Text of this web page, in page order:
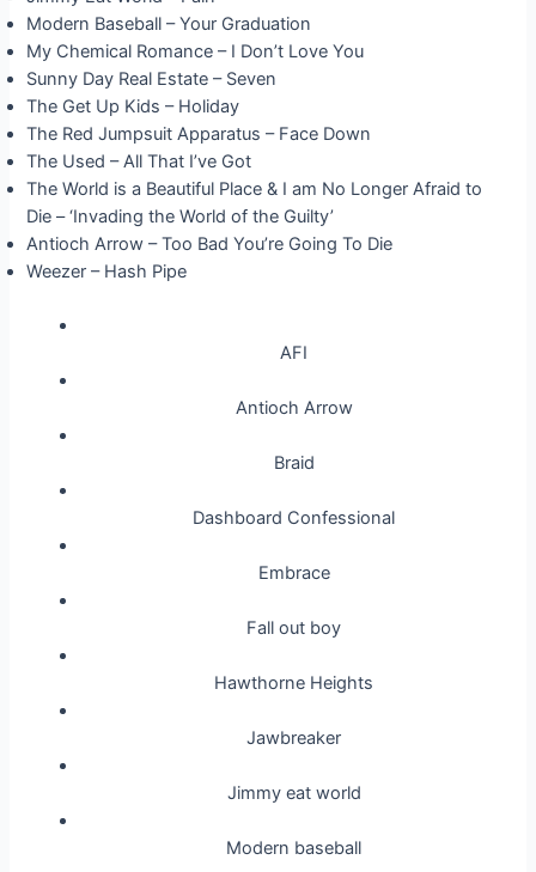
Modern Baseball – Your Graduation
My Chemical Romance – I Don’t Love You
Sunny Day Real Estate – Seven
The Get Up Kids – Holiday
The Red Jumpsuit Apparatus – Face Down
The Used – All That I’ve Got
The World is a Beautiful Place & I am No Longer Afraid to
Die – ‘Invading the World of the Guilty’
Antioch Arrow – Too Bad You’re Going To Die
Weezer – Hash Pipe
AFI
Antioch Arrow
Braid
Dashboard Confessional
Embrace
Fall out boy
Hawthorne Heights
Jawbreaker
Jimmy eat world
Modern baseball